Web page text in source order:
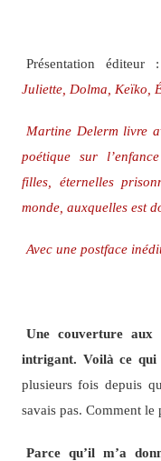
Présentation éditeur
Juliette, Dolma, Keïko,
Martine Delerm livre
poétique sur
filles, éternelles
monde, auxquelles est
Avec une postface
Une couverture
intrigant. Voilà ce qui
plusieurs fois depuis
savais pas. Comment le
Parce qu’il m’a